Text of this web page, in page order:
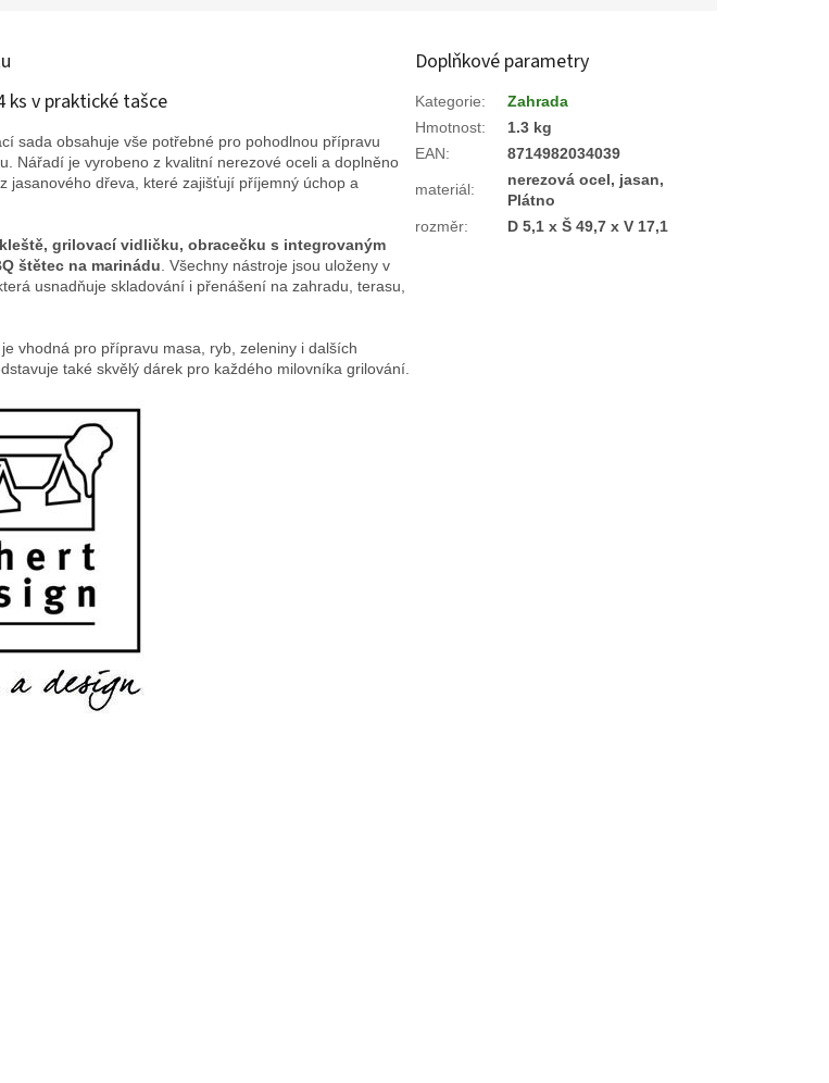
ks v praktické tašce
sada obsahuje vše potřebné pro pohodlnou přípravu
Nářadí je vyrobeno z kvalitní nerezové oceli a doplněno
jasanového dřeva, které zajišťují příjemný úchop a
grilovací vidličku, obracečku s integrovaným
štětec na marinádu. Všechny nástroje jsou uloženy v
usnadňuje skladování i přenášení na zahradu, terasu,
vhodná pro přípravu masa, ryb, zeleniny i dalších
také skvělý dárek pro každého milovníka grilování.
Doplňkové parametry
Kategorie:
Zahrada
Hmotnost:
1.3 kg
EAN: 8714982034039
materiál:
nerezová ocel, jasan,
Plátno
rozměr: D 5,1 x Š 49,7 x V 17,1